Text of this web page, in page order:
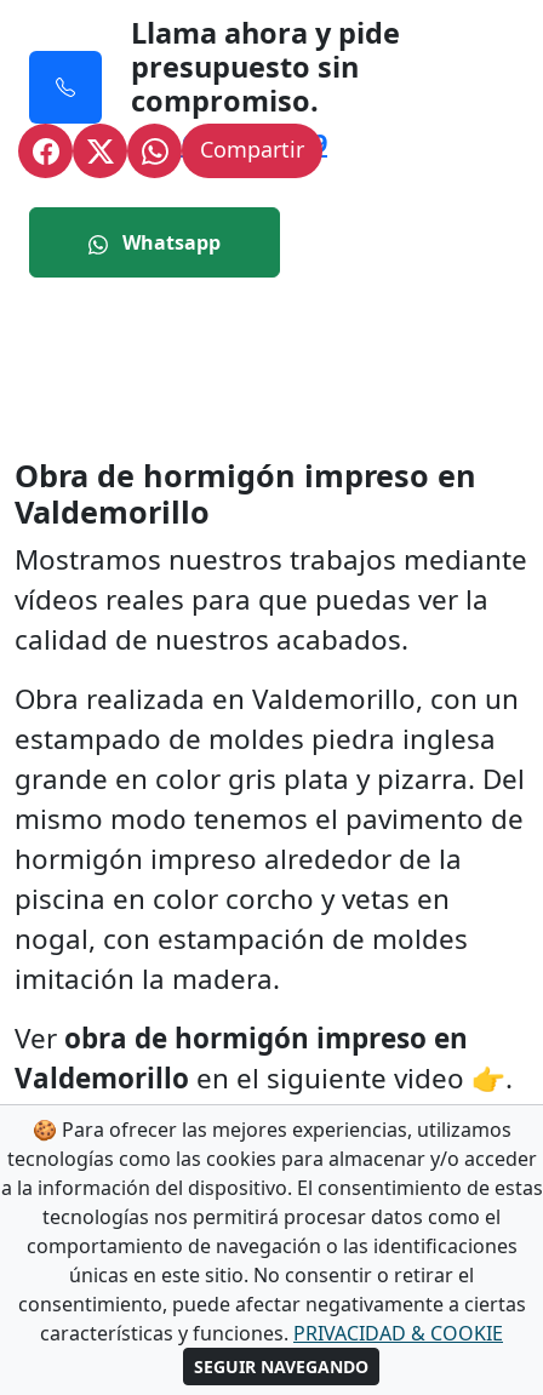
Llama ahora y pide
presupuesto sin
compromiso.
+34 697 226 559
Whatsapp
Obra de hormigón impreso en
Valdemorillo
Mostramos nuestros trabajos mediante
vídeos reales para que puedas ver la
calidad de nuestros acabados.
Obra realizada en Valdemorillo, con un
estampado de moldes piedra inglesa
grande en color gris plata y pizarra. Del
mismo modo tenemos el pavimento de
hormigón impreso alrededor de la
piscina en color corcho y vetas en
nogal, con estampación de moldes
imitación la madera.
Ver obra de hormigón impreso en
Valdemorillo en el siguiente video 👉.
🍪 Para ofrecer las mejores experiencias, utilizamos
tecnologías como las cookies para almacenar y/o acceder
a la información del dispositivo. El consentimiento de estas
tecnologías nos permitirá procesar datos como el
comportamiento de navegación o las identificaciones
únicas en este sitio. No consentir o retirar el
consentimiento, puede afectar negativamente a ciertas
características y funciones. PRIVACIDAD & COOKIE
SEGUIR NAVEGANDO
Compartir